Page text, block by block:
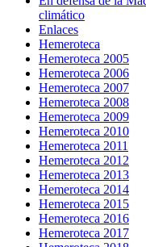
climático
Enlaces
Hemeroteca
Hemeroteca 2005
Hemeroteca 2006
Hemeroteca 2007
Hemeroteca 2008
Hemeroteca 2009
Hemeroteca 2010
Hemeroteca 2011
Hemeroteca 2012
Hemeroteca 2013
Hemeroteca 2014
Hemeroteca 2015
Hemeroteca 2016
Hemeroteca 2017